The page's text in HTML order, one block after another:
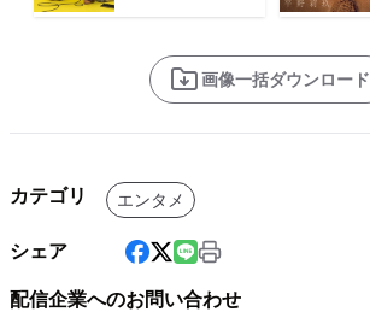
画像一括ダウンロード
カテゴリ エンタメ
シェア
配信企業へのお問い合わせ